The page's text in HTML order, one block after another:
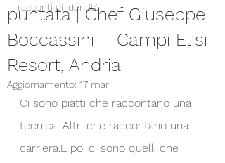
racconti di identità
puntata | Chef Giuseppe
Boccassini – Campi Elisi
Resort, Andria
Aggiornamento: 17 mar
Ci sono piatti che raccontano una
tecnica. Altri che raccontano una
carriera.E poi ci sono quelli che